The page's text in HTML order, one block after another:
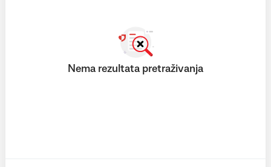
Nema rezultata pretraživanja